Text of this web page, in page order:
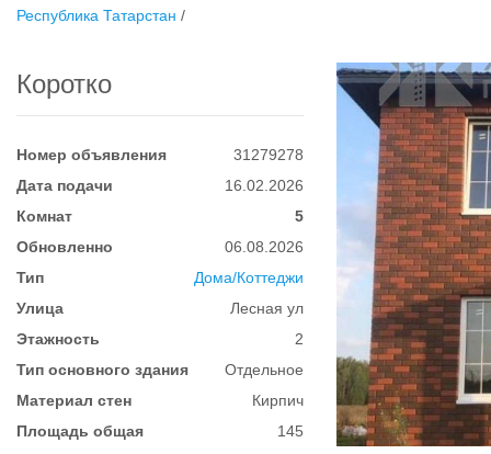
Республика Татарстан /
Коротко
Номер объявления
31279278
Дата подачи
16.02.2026
Комнат
5
Обновленно
06.08.2026
Тип
Дома/Коттеджи
Улица
Лесная ул
Этажность
2
Тип основного здания
Отдельное
Материал стен
Кирпич
Площадь общая
145